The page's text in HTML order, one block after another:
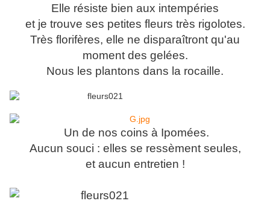
Elle résiste bien aux intempéries
et je trouve ses petites fleurs très rigolotes.
Très florifères, elle ne disparaîtront qu'au
moment des gelées.
Nous les plantons dans la rocaille.
Un de nos coins à Ipomées.
Aucun souci : elles se ressèment seules,
et aucun entretien !